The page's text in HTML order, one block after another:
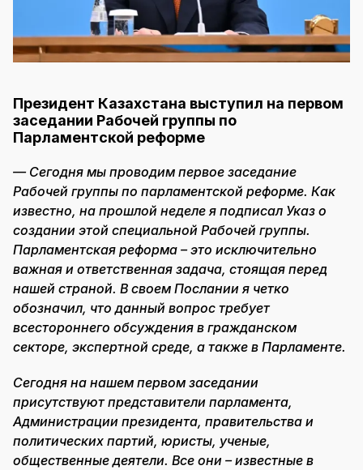
Президент Казахстана выступил на первом
заседании Рабочей группы по
Парламентской реформе
— Сегодня мы проводим первое заседание
Рабочей группы по парламентской реформе. Как
известно, на прошлой неделе я подписал Указ о
создании этой специальной Рабочей группы.
Парламентская реформа – это исключительно
важная и ответственная задача, стоящая перед
нашей страной. В своем Послании я четко
обозначил, что данный вопрос требует
всестороннего обсуждения в гражданском
секторе, экспертной среде, а также в Парламенте.
Сегодня на нашем первом заседании
присутствуют представители парламента,
Администрации президента, правительства и
политических партий, юристы, ученые,
общественные деятели. Все они – известные в